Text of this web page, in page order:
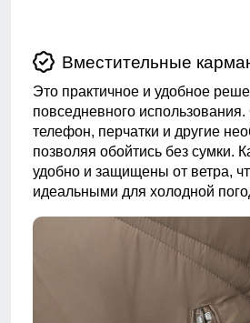
Вместительные
Это практичное и удобное
повседневного
телефон, перчатки и другие
позволяя обойтись без сумки.
удобно и защищены от ветра,
идеальными для холодной